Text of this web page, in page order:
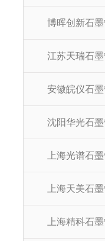
博晖创新石
江苏天瑞石
安徽皖仪石
沈阳华光石
上海光谱石
上海天美石